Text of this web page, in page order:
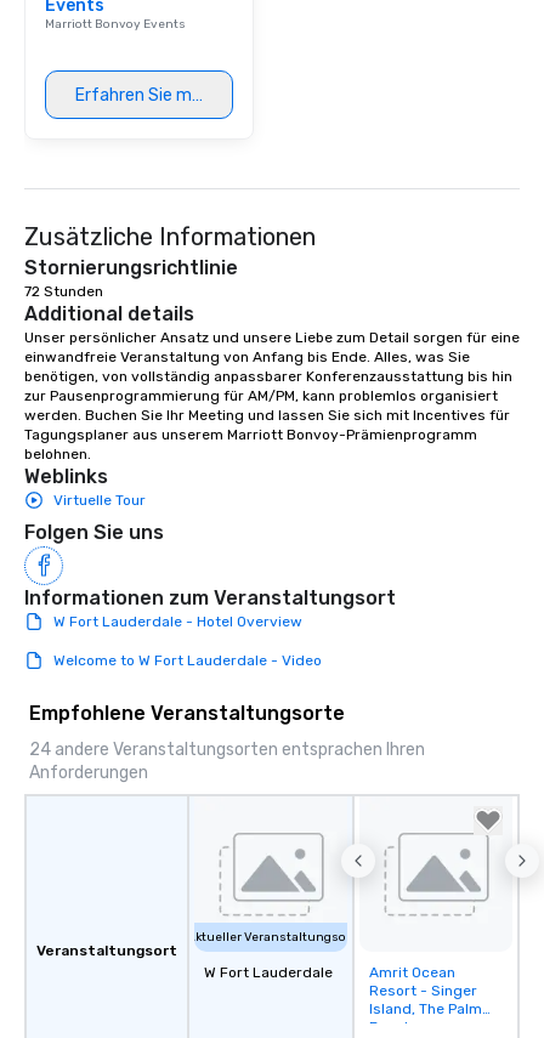
Events
Marriott Bonvoy Events
Erfahren Sie mehr
Zusätzliche Informationen
Stornierungsrichtlinie
72 Stunden
Additional details
Unser persönlicher Ansatz und unsere Liebe zum Detail sorgen für eine
einwandfreie Veranstaltung von Anfang bis Ende. Alles, was Sie
benötigen, von vollständig anpassbarer Konferenzausstattung bis hin
zur Pausenprogrammierung für AM/PM, kann problemlos organisiert
werden. Buchen Sie Ihr Meeting und lassen Sie sich mit Incentives für
Tagungsplaner aus unserem Marriott Bonvoy-Prämienprogramm
belohnen.
Weblinks
Virtuelle Tour
Folgen Sie uns
Informationen zum Veranstaltungsort
W Fort Lauderdale - Hotel Overview
Welcome to W Fort Lauderdale - Video
Empfohlene Veranstaltungsorte
24 andere Veranstaltungsorten entsprachen Ihren
Anforderungen
Veranstaltungsort
Aktueller Veranstaltungsort
W Fort Lauderdale
Removed from
favorites
Amrit Ocean
Resort - Singer
Island, The Palm
Beaches